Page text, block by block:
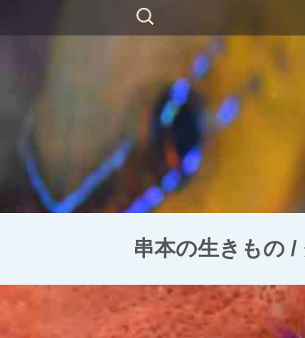
検
索:
コ
ン
テ
串本の生きもの